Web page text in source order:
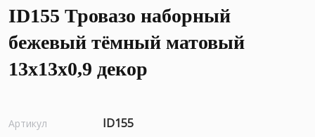
ID155 Тровазо наборный
бежевый тёмный матовый
13x13x0,9 декор
Артикул ID155